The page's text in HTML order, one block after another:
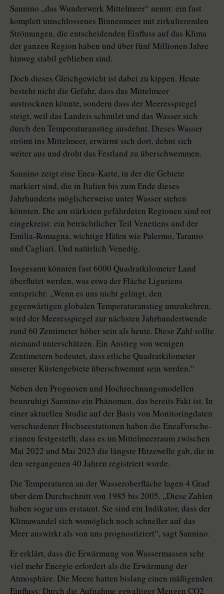
Sannino „das Wunderwerk Mittelmeer“ nennt: ein fast
komplett umschlossenes Binnenmeer mit zirkulierenden
Strömungen, die entscheidenden Einfluss auf das Klima
der ganzen Region haben und über fünf Millionen Jahre
hinweg stabil geblieben sind.
Doch dieses Gleichgewicht ist dabei zu kippen. Heute
besteht nicht die Gefahr, dass das Mittelmeer
austrocknen könnte, sondern dass der Meeresspiegel
steigt, weil das Landeis schmilzt und das Wasser sich
durch den Temperaturanstieg ausdehnt. Dieses Wasser
strömt ins Mittelmeer, erwärmt sich dort, dehnt sich
weiter aus und droht das Festland zu überschwemmen.
Sannino zeigt eine Enea-Karte, in der die Gebiete
markiert sind, die in Italien bis zum Ende dieses
Jahrhunderts möglicherweise unter Wasser stehen
könnten. Die am stärksten gefährdeten Regionen sind rot
eingekreist: ein beträchtlicher Teil Venetiens und der
Emilia-Romagna, wichtige Häfen wie Palermo, Taranto
und Cagliari. Und natürlich Venedig.
Insgesamt könnten fast 6000 Quadratkilometer Land
überflutet werden, was etwa der Fläche Liguriens
entspricht: „Wenn es uns nicht gelingt, den
gegenwärtigen globalen Temperaturanstieg umzukehren,
wird der Meeresspiegel zur nächsten Jahrhundertwende
rund 60 Zentimeter höher sein als heute. Diese Zahl sollte
niemand unterschätzen. Ein Anstieg von wenigen
Zentimetern bedeutet, dass etliche Quadratkilometer
unserer Küstengebiete überschwemmt sein werden.“
Neben den Prognosen und Hochrechnungsmodellen
beunruhigt Sannino ein Phänomen, das bereits Fakt ist. In
einer aktuellen Studie auf der Basis von Monitoringdaten
verschiedener Hochseestationen haben die Enea­For­sche­
r:in­nen festgestellt, dass es im Mittelmeerraum zwischen
Mai 2022 und Mai 2023 die längste Hitzewelle gab, die in
den vergangenen 40 Jahren registriert wurde.
Die Temperaturen an der Wasseroberfläche lagen 4 Grad
über dem Durchschnitt von 1985 bis 2005. „Diese Zahlen
haben sogar uns erstaunt. Sie sind ein Indikator, dass der
Klimawandel sich womöglich noch schneller auf das
Meer auswirkt als von uns prognostiziert“, sagt Sannino.
Er erklärt, dass die Erwärmung von Wassermassen sehr
viel mehr Energie erfordert als die Erwärmung der
Atmosphäre. Die Meere hatten bislang einen mäßigenden
Einfluss: Durch die Aufnahme gewaltiger Mengen CO2